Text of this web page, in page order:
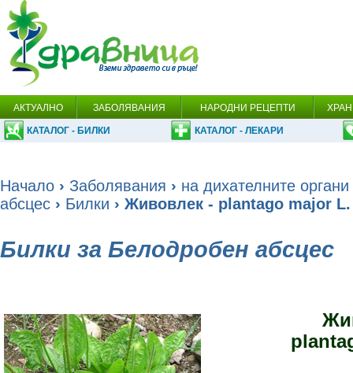
АКТУАЛНО ЗАБОЛЯВАНИЯ НАРОДНИ РЕЦЕПТИ
КАТАЛОГ - БИЛКИ КАТАЛОГ - ЛЕКАРИ
Начало › Заболявания › на дихателните
абсцес › Билки › Живовлек - plantago major L.
Билки за Белодробен абсцес